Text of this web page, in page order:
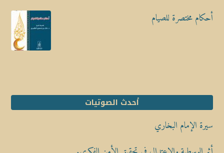
أحكام مختصرة للصيام
أحدث الصوتيات
سيرة الإمام البخاري